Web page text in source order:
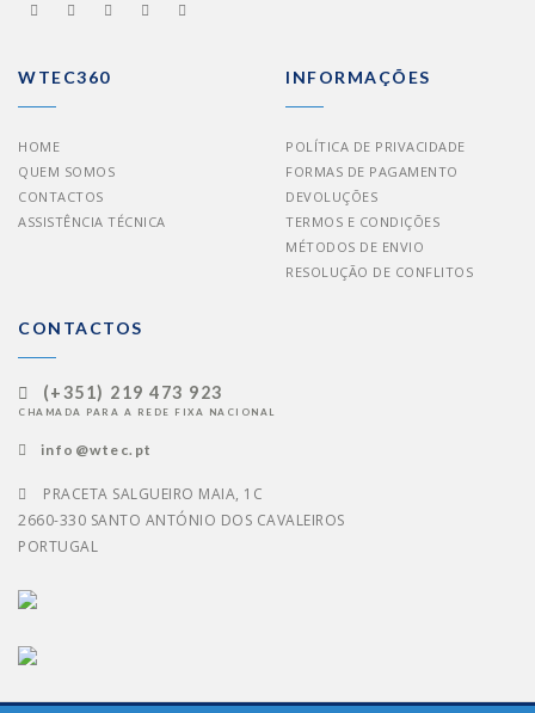
WTEC360
HOME
QUEM SOMOS
CONTACTOS
ASSISTÊNCIA TÉCNICA
INFORMAÇÕES
POLÍTICA DE PRIVACIDADE
FORMAS DE PAGAMENTO
DEVOLUÇÕES
TERMOS E CONDIÇÕES
MÉTODOS DE ENVIO
RESOLUÇÃO DE CONFLITOS
CONTACTOS
(+351) 219 473 923
CHAMADA PARA A REDE FIXA NACIONAL
info@wtec.pt
PRACETA SALGUEIRO MAIA, 1C
2660-330 SANTO ANTÓNIO DOS CAVALEIROS
PORTUGAL